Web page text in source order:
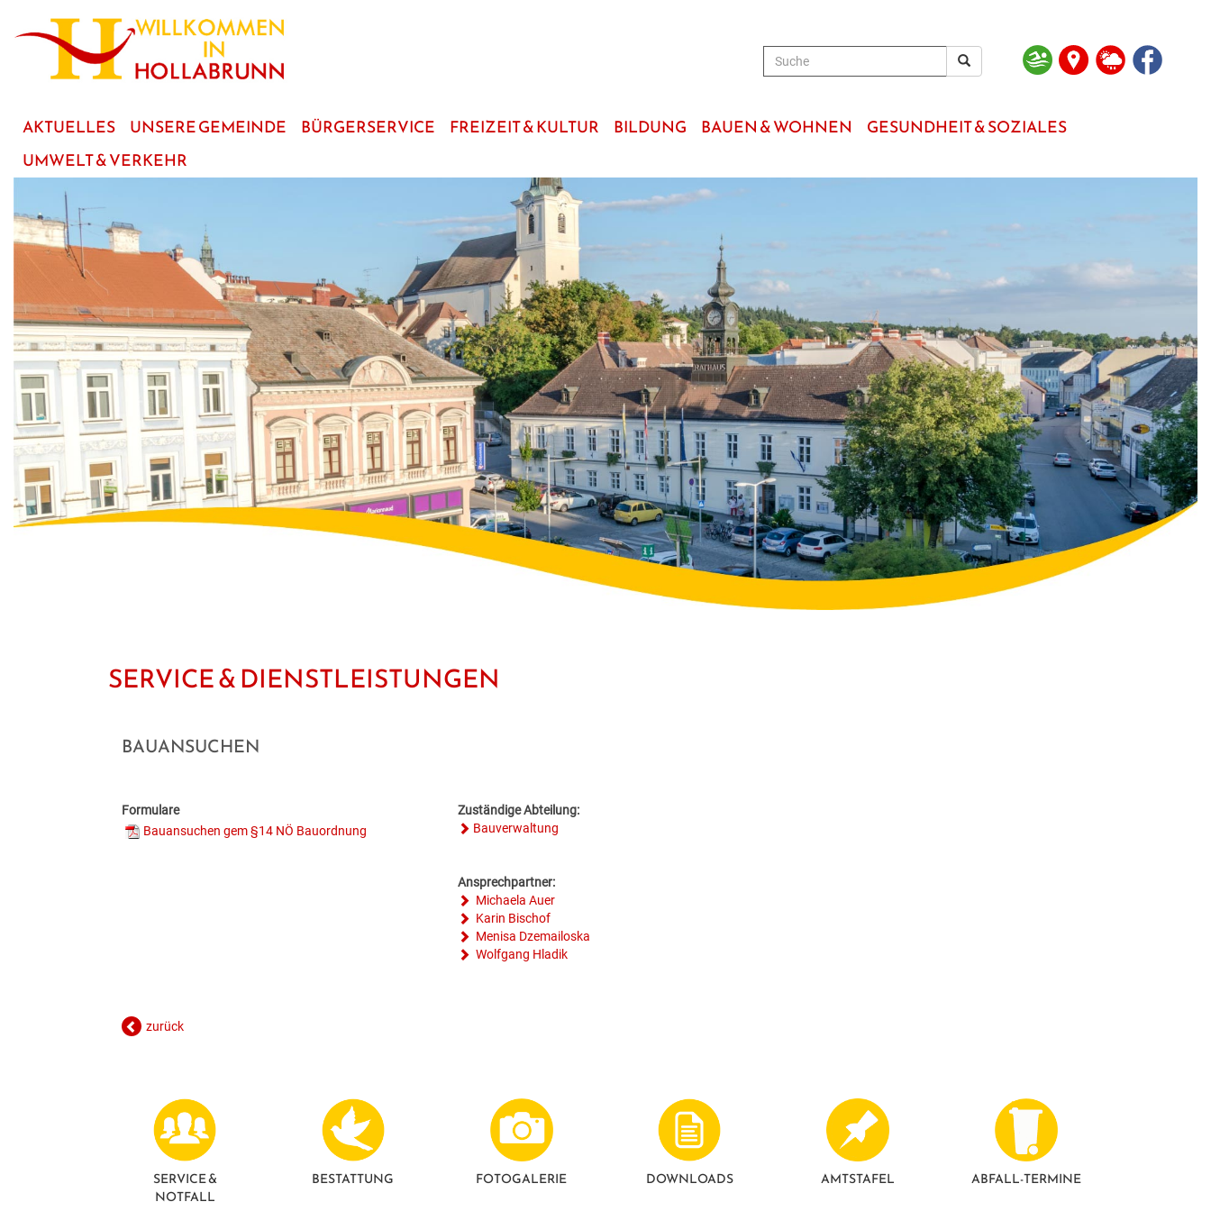
Hauptinhalt
AKTUELLES UNSERE GEMEINDE BÜRGERSERVICE FREIZEIT & KULTUR BILDUNG BAUEN & WOHNEN
GESUNDHEIT & SOZIALES
UMWELT & VERKEHR
SERVICE & DIENSTLEISTUNGEN
BAUANSUCHEN
Formulare
Bauansuchen gem §14 NÖ Bauordnung
Zuständige Abteilung:
Bauverwaltung
Ansprechpartner:
Michaela Auer
Karin Bischof
Menisa Dzemailoska
Wolfgang Hladik
zurück
SERVICE &
NOTFALL
BESTATTUNG FOTO­GALERIE DOWNLOADS AMTSTAFEL ABFALL-TERMINE